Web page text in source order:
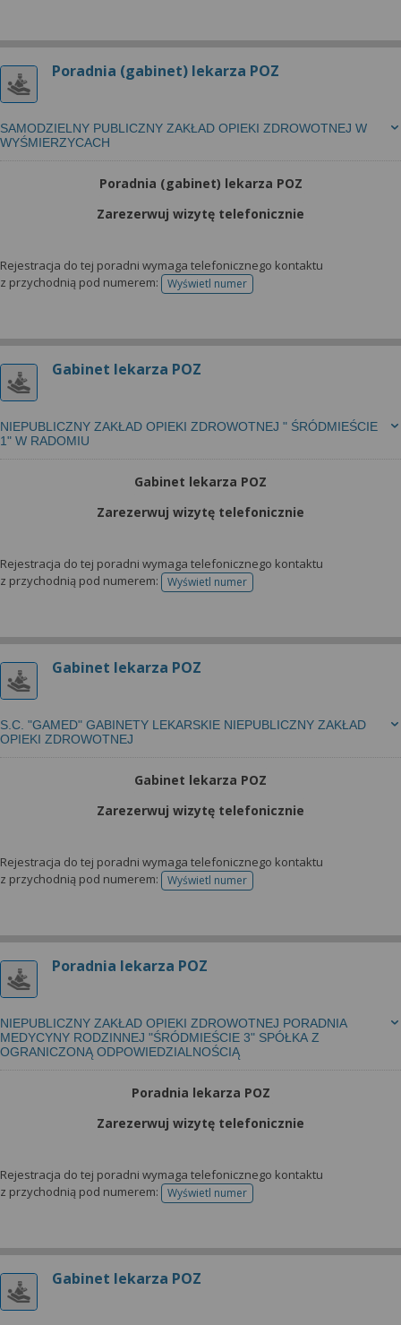
Poradnia (gabinet) lekarza POZ
SAMODZIELNY PUBLICZNY ZAKŁAD OPIEKI ZDROWOTNEJ W
WYŚMIERZYCACH
Poradnia (gabinet) lekarza POZ
Zarezerwuj wizytę telefonicznie
Rejestracja do tej poradni wymaga telefonicznego kontaktu
z przychodnią pod numerem:
Wyświetl numertelefonu do rejestracji
Gabinet lekarza POZ
NIEPUBLICZNY ZAKŁAD OPIEKI ZDROWOTNEJ " ŚRÓDMIEŚCIE
1" W RADOMIU
Gabinet lekarza POZ
Zarezerwuj wizytę telefonicznie
Rejestracja do tej poradni wymaga telefonicznego kontaktu
z przychodnią pod numerem:
Wyświetl numertelefonu do rejestracji
Gabinet lekarza POZ
S.C. "GAMED" GABINETY LEKARSKIE NIEPUBLICZNY ZAKŁAD
OPIEKI ZDROWOTNEJ
Gabinet lekarza POZ
Zarezerwuj wizytę telefonicznie
Rejestracja do tej poradni wymaga telefonicznego kontaktu
z przychodnią pod numerem:
Wyświetl numertelefonu do rejestracji
Poradnia lekarza POZ
NIEPUBLICZNY ZAKŁAD OPIEKI ZDROWOTNEJ PORADNIA
MEDYCYNY RODZINNEJ "ŚRÓDMIEŚCIE 3" SPÓŁKA Z
OGRANICZONĄ ODPOWIEDZIALNOŚCIĄ
Poradnia lekarza POZ
Zarezerwuj wizytę telefonicznie
Rejestracja do tej poradni wymaga telefonicznego kontaktu
z przychodnią pod numerem:
Wyświetl numertelefonu do rejestracji
Gabinet lekarza POZ